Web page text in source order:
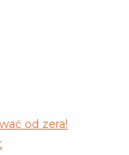
od zera!